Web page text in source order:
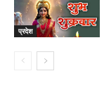
प्रदेश